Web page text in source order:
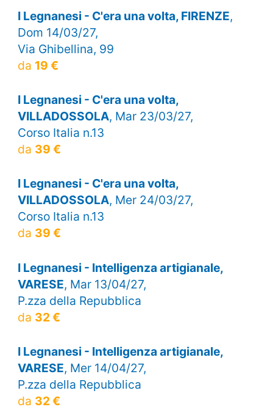
I Legnanesi - C'era una volta, FIRENZE,
Dom 14/03/27,
Via Ghibellina, 99
da 19 €
I Legnanesi - C'era una volta,
VILLADOSSOLA, Mar 23/03/27,
Corso Italia n.13
da 39 €
I Legnanesi - C'era una volta,
VILLADOSSOLA, Mer 24/03/27,
Corso Italia n.13
da 39 €
I Legnanesi - Intelligenza artigianale,
VARESE, Mar 13/04/27,
P.zza della Repubblica
da 32 €
I Legnanesi - Intelligenza artigianale,
VARESE, Mer 14/04/27,
P.zza della Repubblica
da 32 €